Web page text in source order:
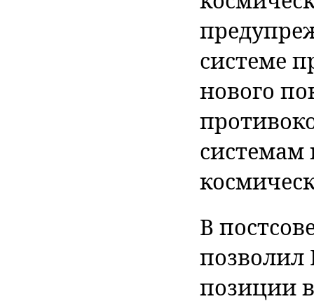
системе
нового
системам
В
позволил
позиции